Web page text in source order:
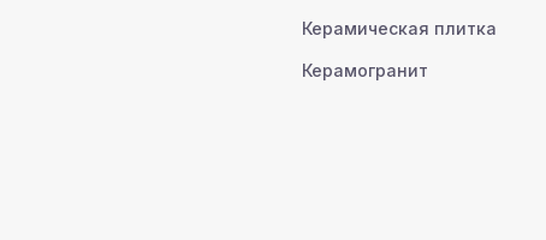
Керамическая плитка
Керамогранит